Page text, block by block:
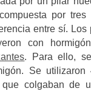
por
entre sí. Los
con
. Para ello,
Se utilizaron
colgaban de